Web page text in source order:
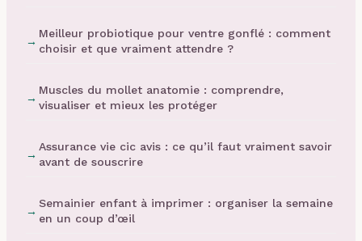
Meilleur probiotique pour ventre gonflé : comment
choisir et que vraiment attendre ?
Muscles du mollet anatomie : comprendre,
visualiser et mieux les protéger
Assurance vie cic avis : ce qu’il faut vraiment savoir
avant de souscrire
Semainier enfant à imprimer : organiser la semaine
en un coup d’œil